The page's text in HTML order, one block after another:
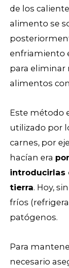
de los
alimento se
enfriamiento
para
alimentos
Este método
utilizado por
carnes, por
hacían era
introducirlas
tierra. Hoy,
fríos
patógenos.
Para
necesario